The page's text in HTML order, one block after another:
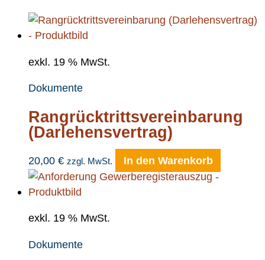
exkl. 19 % MwSt.
Dokumente
Rangrücktrittsvereinbarung
(Darlehensvertrag)
20,00 € zzgl. MwSt. In den Warenkorb
exkl. 19 % MwSt.
Dokumente